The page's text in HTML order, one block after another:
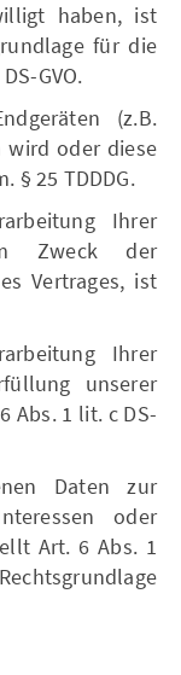
haben, ist
für die
GVO.
(z.B.
wird oder diese
§ 25 TDDDG.
Ihrer
Zweck der
Vertrages, ist
Ihrer
unserer
Abs. 1 lit. c DS-
Daten zur
oder
Art. 6 Abs. 1